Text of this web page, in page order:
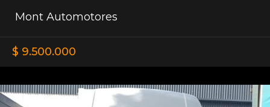
Mont Automotores
$ 9.500.000